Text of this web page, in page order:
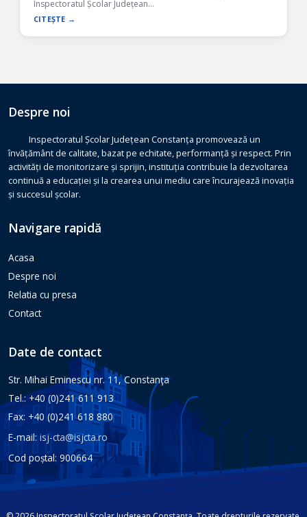
Inspectoratul Școlar Județean…
CITEȘTE →
Despre noi
Inspectoratul Școlar Județean Constanța promovează un
învățământ de calitate, bazat pe echitate, performanță și respect. Prin
activități de monitorizare și sprijin, instituția contribuie la dezvoltarea
continuă a educației și la crearea unui mediu care încurajează inovația
și succesul școlar.
Navigare rapidă
Acasa
Despre noi
Relatia cu presa
Contact
Date de contact
Str. Mihai Eminescu nr. 11, Constanţa
Tel.: +40 (0)241 611 913
Fax: +40 (0)241 618 880
E-mail:isj-cta@isjcta.ro
Cod poștal: 900664